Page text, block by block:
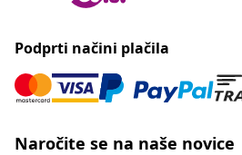
Podprti načini plačila
Naročite se na naše novice